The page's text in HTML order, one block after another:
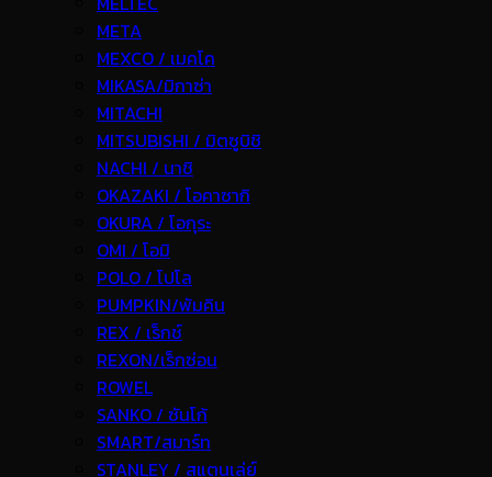
META
MEXCO / เมคโค
MIKASA/มิกาซ่า
MITACHI
MITSUBISHI / มิตซูบิชิ
NACHI / นาชิ
OKAZAKI / โอคาซากิ
OKURA / โอกุระ
OMI / โอมิ
POLO / โปโล
PUMPKIN/พัมคิน
REX / เร็กช์
REXON/เร็กซ่อน
ROWEL
SANKO / ซันโก้
SMART/สมาร์ท
STANLEY / สแตนเล่ย์